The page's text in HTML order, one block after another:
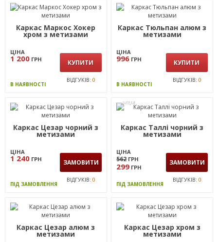
Каркас Маркос Хокер
хром з метизами
ЦІНА
1 200 ГРН КУПИТИ
В НАЯВНОСТІ
ВІДГУКІВ: 0
Каркас Тюльпан алюм з
метизами
ЦІНА
996 ГРН КУПИТИ
В НАЯВНОСТІ
ВІДГУКІВ: 0
Каркас Цезар чорний з
метизами
ЦІНА
1 240 ГРН ЗАМОВИТИ
ПІД ЗАМОВЛЕННЯ
ВІДГУКІВ: 0
АКЦІЯ
Каркас Таллі чорний з
метизами
ЦІНА
562 ГРН
299 ГРН
ЗАМОВИТИ
ПІД ЗАМОВЛЕННЯ
ВІДГУКІВ: 0
Каркас Цезар алюм з
метизами
Каркас Цезар хром з
метизами